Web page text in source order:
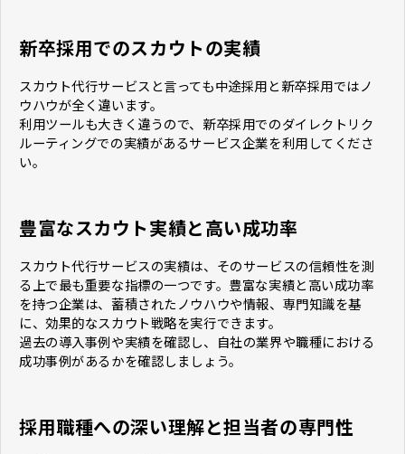
新卒採用でのスカウトの実績
スカウト代行サービスと言っても中途採用と新卒採用ではノ
ウハウが全く違います。
利用ツールも大きく違うので、新卒採用でのダイレクトリク
ルーティングでの実績があるサービス企業を利用してくださ
い。
豊富なスカウト実績と高い成功率
スカウト代行サービスの実績は、そのサービスの信頼性を測
る上で最も重要な指標の一つです。豊富な実績と高い成功率
を持つ企業は、蓄積されたノウハウや情報、専門知識を基
に、効果的なスカウト戦略を実行できます。
過去の導入事例や実績を確認し、自社の業界や職種における
成功事例があるかを確認しましょう。
採用職種への深い理解と担当者の専門性